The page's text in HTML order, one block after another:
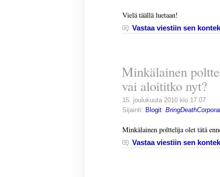
Vielä täällä luetaan!
Vastaa viestiin sen
Minkälainen
vai aloititko nyt?
15. joulukuuta 2010 klo 17.07
Sijainti: Blogit:
Minkälainen polttelija olet tätä
Vastaa viestiin sen